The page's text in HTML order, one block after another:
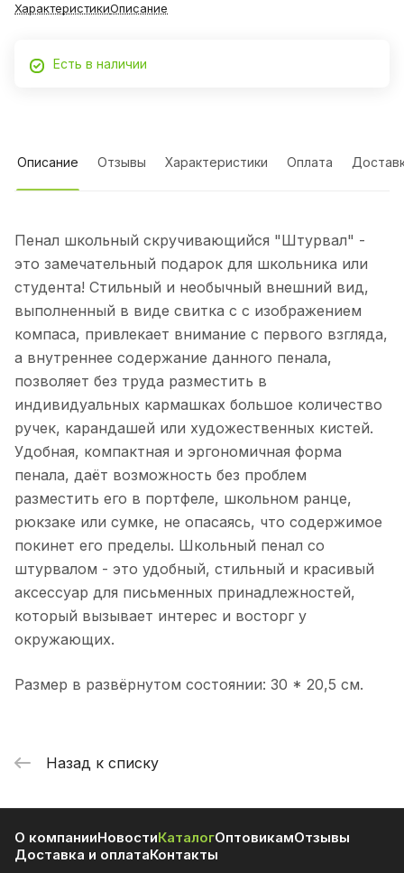
ХарактеристикиОписание
Есть в наличии
Описание Отзывы Характеристики Оплата
Пенал школьный скручивающийся "Штурвал" -
это замечательный подарок для школьника или
студента! Стильный и необычный внешний вид,
выполненный в виде свитка с с изображением
компаса, привлекает внимание с первого взгляда,
а внутреннее содержание данного пенала,
позволяет без труда разместить в
индивидуальных кармашках большое количество
ручек, карандашей или художественных кистей.
Удобная, компактная и эргономичная форма
пенала, даёт возможность без проблем
разместить его в портфеле, школьном ранце,
рюкзаке или сумке, не опасаясь, что содержимое
покинет его пределы. Школьный пенал со
штурвалом - это удобный, стильный и красивый
аксессуар для письменных принадлежностей,
который вызывает интерес и восторг у
окружающих.
Размер в развёрнутом состоянии: 30 * 20,5 см.
Назад к списку
О компанииНовостиКаталогОптовикамОтзывы
Доставка и оплатаКонтакты